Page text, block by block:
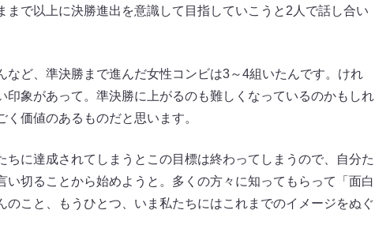
まで以上に決勝進出を意識して目指していこうと2人で話し合い
ど、準決勝まで進んだ女性コンビは3～4組いたんです。けれ
象があって。準決勝に上がるのも難しくなっているのかもしれ
価値のあるものだと思います。
に達成されてしまうとこの目標は終わってしまうので、自分た
切ることから始めようと。多くの方々に知ってもらって「面白
こと、もうひとつ、いま私たちにはこれまでのイメージをぬぐ